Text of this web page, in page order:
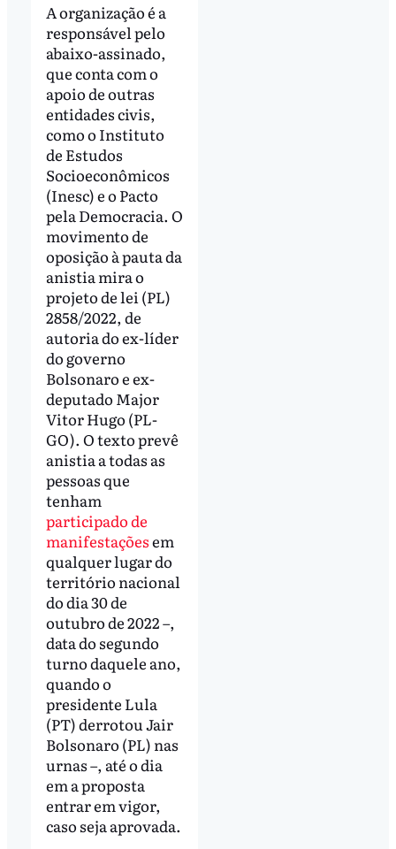
A organização é a
responsável pelo
abaixo-assinado,
que conta com o
apoio de outras
entidades civis,
como o Instituto
de Estudos
Socioeconômicos
(Inesc) e o Pacto
pela Democracia. O
movimento de
oposição à pauta da
anistia mira o
projeto de lei (PL)
2858/2022, de
autoria do ex-líder
do governo
Bolsonaro e ex-
deputado Major
Vitor Hugo (PL-
GO). O texto prevê
anistia a todas as
pessoas que
tenham
participado de
manifestaçõesem
qualquer lugar do
território nacional
do dia 30 de
outubro de 2022 –,
data do segundo
turno daquele ano,
quando o
presidente Lula
(PT) derrotou Jair
Bolsonaro (PL) nas
urnas –, até o dia
em a proposta
entrar em vigor,
caso seja aprovada.